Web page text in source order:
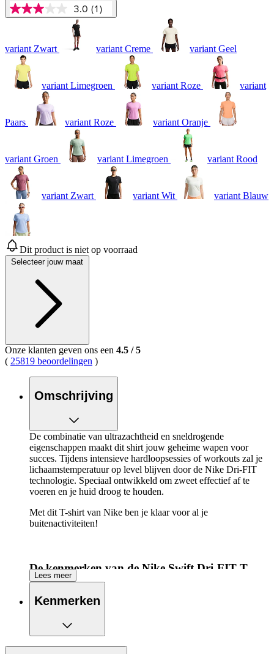
3.0
gemiddelde
scorewaarde.
Read
a
Review.
Dezelfde
paginalink.
3.0 (1)
variant Zwart variant Creme variant Geel
variant Limegroen variant Roze variant
Paars variant Roze variant Oranje
variant Groen variant Limegroen variant Rood
variant Zwart variant Wit variant Blauw
Dit product is niet op voorraad
Selecteer jouw maat
Onze klanten geven ons een 4.5 /5
( 25819 beoordelingen )
Omschrijving
De combinatie van ultrazachtheid en sneldrogende
eigenschappen maakt dit shirt jouw geheime wapen voor
succes. Tijdens intensieve hardloopsessies of workouts zal je
lichaamstemperatuur op level blijven door de Nike Dri-FIT
technologie. Speciaal ontwikkeld om zweet effectief af te
voeren en je huid droog te houden.
Met dit T-shirt van Nike ben je klaar voor al je
buitenactiviteiten!
De kenmerken van de Nike Swift Dri-FIT T-
shirt op een rijtje:
Blijf koel tijdens het hardlopen met dit hardloopshirt
effectief af voor het behoud van een droge huid
Ronde zoom
Reflecterende details voor extra zichtbaarheid wanneer
Lees meer
Kenmerken